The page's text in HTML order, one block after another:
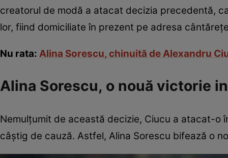
creatorul de modă a atacat decizia precedentă,
lor, fiind domiciliate în prezent pe adresa
Nu rata: Alina Sorescu, chinuită de Alexandru
Alina Sorescu, o nouă victorie
Nemulțumit de această decizie, Ciucu a atacat-
câștig de cauză. Astfel, Alina Sorescu bifează o